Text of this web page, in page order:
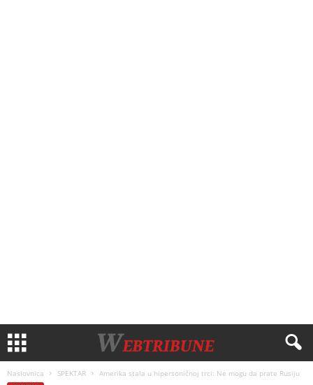
Naslovnica SPEKTAR Amerika stala u hipersoničnoj trci: Ne mogu da prate Rusiju